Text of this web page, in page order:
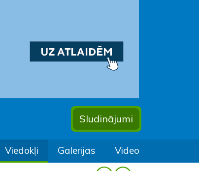
Sludinājumi
Viedokļi Galerijas Video